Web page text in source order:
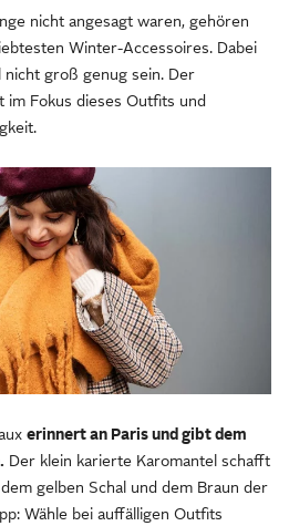
nicht angesagt waren, gehören
Winter-Accessoires. Dabei
nicht groß genug sein. Der
im Fokus dieses Outfits und
erinnert an Paris und gibt dem
Der klein karierte Karomantel schafft
gelben Schal und dem Braun der
Wähle bei auffälligen Outfits